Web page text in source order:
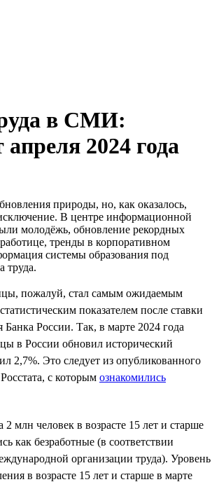
в СМИ:
апреля 2024 года
природы, но, как оказалось,
В центре информационной
молодёжь, обновление рекордных
тренды в корпоративном
системы образования под
труда.
пожалуй, стал самым ожидаемым
показателем после ставки
России. Так, в марте 2024 года
в России обновил исторический
2,7%. Это следует из опубликованного
с которым ознакомились
2 млн человек в возрасте 15 лет и старше
как безработные (в соответствии
организации труда). Уровень
в возрасте 15 лет и старше в марте